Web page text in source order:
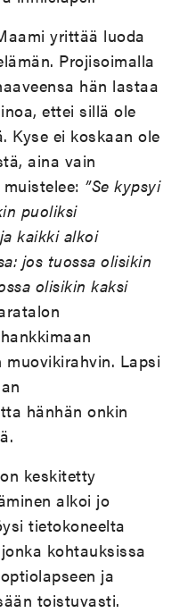
yrittää luoda
Projisoimalla
hän lastaa
ettei sillä ole
Kyse ei koskaan ole
aina vain
”Se kypsyi
puoliksi
kaikki alkoi
jos tuossa olisikin
olisikin kaksi
Lapsi
hänhän onkin
on keskitetty
alkoi jo
tietokoneelta
kohtauksissa
ja
toistuvasti.